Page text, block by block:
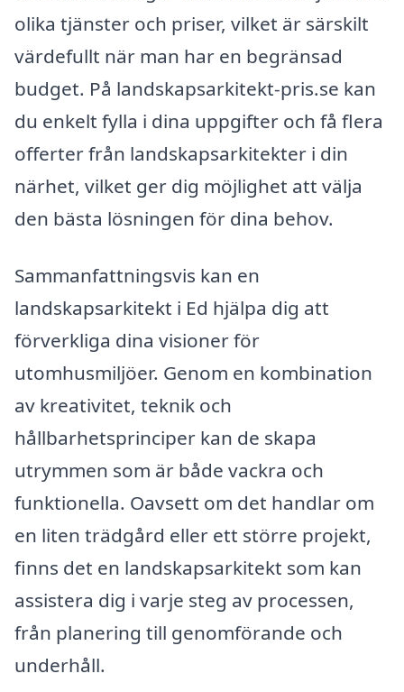
olika tjänster och priser, vilket är särskilt
värdefullt när man har en begränsad
budget. På landskapsarkitekt-pris.se kan
du enkelt fylla i dina uppgifter och få flera
offerter från landskapsarkitekter i din
närhet, vilket ger dig möjlighet att välja
den bästa lösningen för dina behov.
Sammanfattningsvis kan en
landskapsarkitekt i Ed hjälpa dig att
förverkliga dina visioner för
utomhusmiljöer. Genom en kombination
av kreativitet, teknik och
hållbarhetsprinciper kan de skapa
utrymmen som är både vackra och
funktionella. Oavsett om det handlar om
en liten trädgård eller ett större projekt,
finns det en landskapsarkitekt som kan
assistera dig i varje steg av processen,
från planering till genomförande och
underhåll.